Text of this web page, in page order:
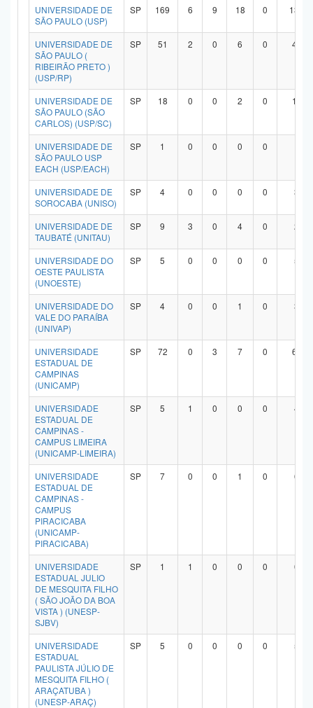
UNIVERSIDADE DE
SÃO PAULO (USP)
SP 169 6 9 18 0 134
UNIVERSIDADE DE
SÃO PAULO (
RIBEIRÃO PRETO )
(USP/RP)
SP 51 2 0 6 0 42
UNIVERSIDADE DE
SÃO PAULO (SÃO
CARLOS) (USP/SC)
SP 18 0 0 2 0 15
UNIVERSIDADE DE
SÃO PAULO USP
EACH (USP/EACH)
SP 1 0 0 0 0
UNIVERSIDADE DE
SOROCABA (UNISO)
SP 4 0 0 0 0 3
UNIVERSIDADE DE
TAUBATÉ (UNITAU)
SP 9 3 0 4 0 2
UNIVERSIDADE DO
OESTE PAULISTA
(UNOESTE)
SP 5 0 0 0 0 5
UNIVERSIDADE DO
VALE DO PARAÍBA
(UNIVAP)
SP 4 0 0 1 0 3
UNIVERSIDADE
ESTADUAL DE
CAMPINAS
(UNICAMP)
SP 72 0 3 7 0 60
UNIVERSIDADE
ESTADUAL DE
CAMPINAS -
CAMPUS LIMEIRA
(UNICAMP-LIMEIRA)
SP 5 1 0 0 0 4
UNIVERSIDADE
ESTADUAL DE
CAMPINAS -
CAMPUS
PIRACICABA
(UNICAMP-
PIRACICABA)
SP 7 0 0 1 0 6
UNIVERSIDADE
ESTADUAL JULIO
DE MESQUITA FILHO
( SÃO JOÃO DA BOA
VISTA ) (UNESP-
SJBV)
SP 1 1 0 0 0 0
UNIVERSIDADE
ESTADUAL
PAULISTA JÚLIO DE
MESQUITA FILHO (
ARAÇATUBA )
(UNESP-ARAÇ)
SP 5 0 0 0 0 5